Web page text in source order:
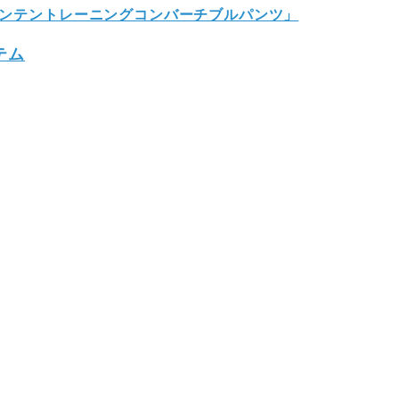
ントレーニングコンバーチブルパンツ」
ム